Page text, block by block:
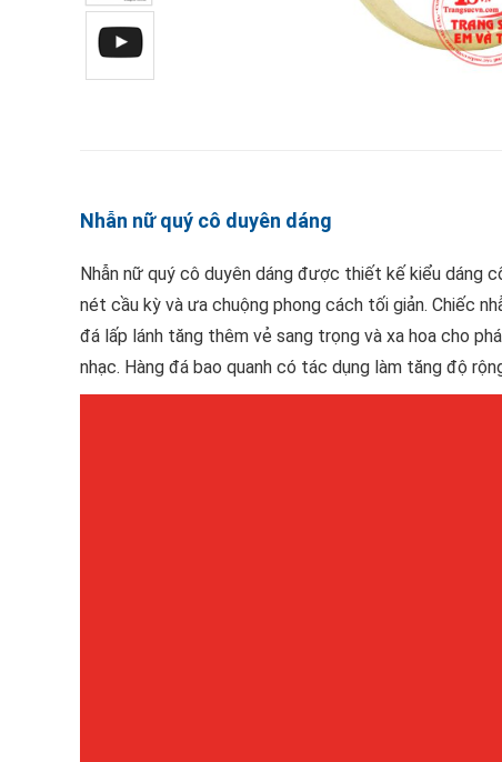
Nhẫn nữ quý cô duyên dáng
Nhẫn nữ quý cô duyên dáng được thiết kế kiểu dáng
nét cầu kỳ và ưa chuộng phong cách tối giản. Chiếc
đá lấp lánh tăng thêm vẻ sang trọng và xa hoa cho
nhạc. Hàng đá bao quanh có tác dụng làm tăng độ